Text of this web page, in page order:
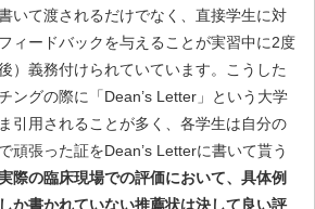
いて渡されるだけでなく、直接学生に対
ィードバックを与えることが実習中に2度
）義務付けられていています。こうした
ングの際に「Dean’s Letter」という大学
引用されることが多く、各学生は自分の
頑張った証をDean’s Letterに書いて貰う
際の臨床現場での評価において、具体例
か書かれていない推薦状は決して良い評